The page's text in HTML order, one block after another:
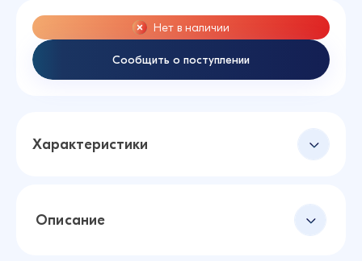
Характеристики
Нет в наличии
Сообщить о поступлении
Описание